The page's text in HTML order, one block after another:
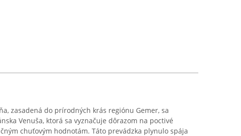
zasadená do prírodných krás regiónu Gemer, sa
Venuša, ktorá sa vyznačuje dôrazom na poctivé
chuťovým hodnotám. Táto prevádzka plynulo spája